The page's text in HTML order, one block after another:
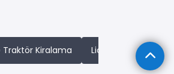
Traktör Kiralama Lice Vinç Kiralama